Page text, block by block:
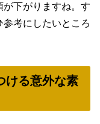
下がりますね。す
考にしたいところ
ける意外な素